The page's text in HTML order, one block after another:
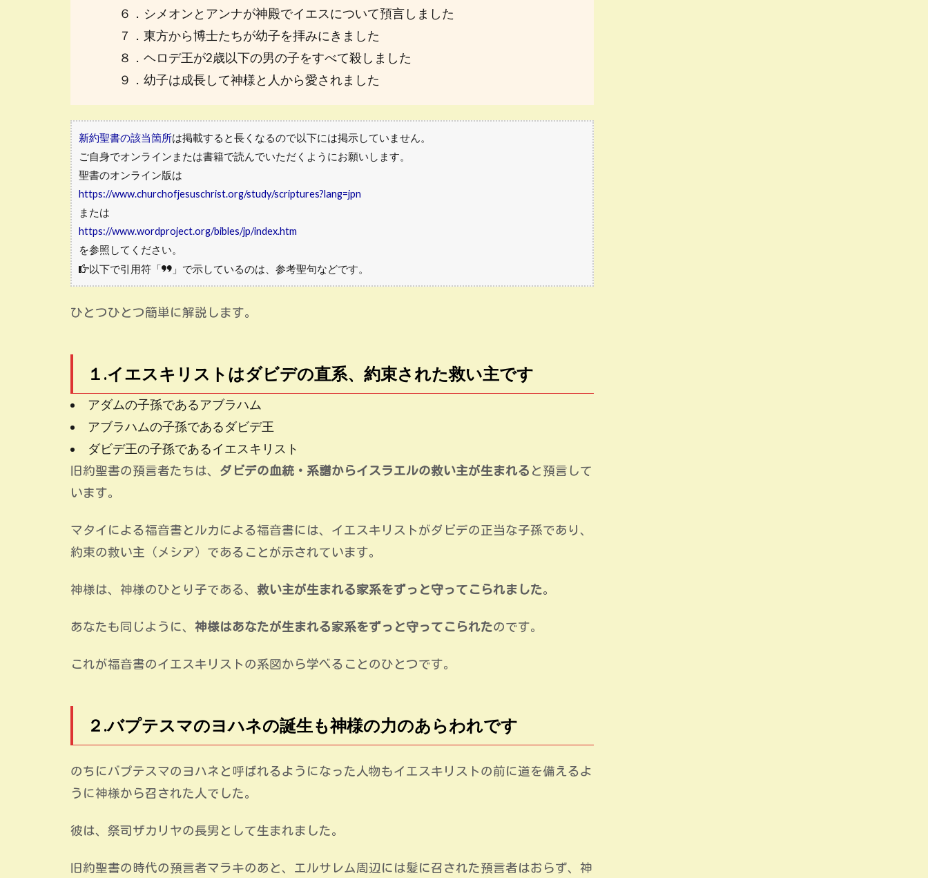
６．シメオンとアンナが神殿でイエスについて預言しました
７．東方から博士たちが幼子を拝みにきました
８．ヘロデ王が2歳以下の男の子をすべて殺しました
９．幼子は成長して神様と人から愛されました
新約聖書の該当箇所は掲載すると長くなるので以下には掲示していません。
ご自身でオンラインまたは書籍で読んでいただくようにお願いします。
聖書のオンライン版は
https://www.churchofjesuschrist.org/study/scriptures?lang=jpn
または
https://www.wordproject.org/bibles/jp/index.htm
を参照してください。
以下で引用符「
」で示しているのは、参考聖句などです。
ひとつひとつ簡単に解説します。
１.イエスキリストはダビデの直系、約束された救い主です
アダムの子孫であるアブラハム
アブラハムの子孫であるダビデ王
ダビデ王の子孫であるイエスキリスト
旧約聖書の預言者たちは、 ダビデの血統・系譜からイスラエルの救い主が生まれる と預言して
います。
マタイによる福音書とルカによる福音書には、イエスキリストがダビデの正当な子孫であり、
約束の救い主（メシア）であることが示されています。
神様は、神様のひとり子である、 救い主が生まれる家系をずっと守ってこられました。
あなたも同じように、 神様はあなたが生まれる家系をずっと守ってこられたのです。
これが福音書のイエスキリストの系図から学べることのひとつです。
２.バプテスマのヨハネの誕生も神様の力のあらわれです
のちにバプテスマのヨハネと呼ばれるようになった人物もイエスキリストの前に道を備えるよ
うに神様から召された人でした。
彼は、祭司ザカリヤの長男として生まれました。
旧約聖書の時代の預言者マラキのあと、エルサレム周辺には髪に召された預言者はおらず、神